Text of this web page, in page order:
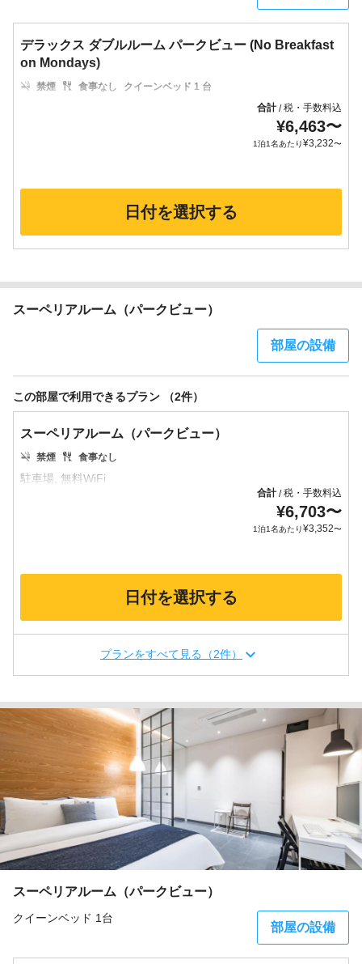
デラックス ダブルルーム パークビュー (No Breakfast
on Mondays)
禁煙 食事なし
クイーンベッド 1 台
合計/税・手数料込
¥6,463〜
1泊1名あたり¥3,232〜
日付を選択する
スーペリアルーム（パークビュー）
部屋の設備
この部屋で利用できるプラン （2件）
スーペリアルーム（パークビュー）
禁煙 食事なし
合計/税・手数料込
¥6,703〜
1泊1名あたり¥3,352〜
日付を選択する
プランをすべて見る（2件）
スーペリアルーム（パークビュー）
クイーンベッド 1台
部屋の設備